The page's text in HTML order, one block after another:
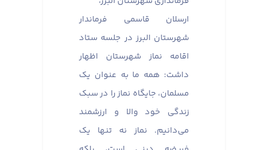
ارسلان قاسمی فرماندار
شهرستان البرز در جلسه ستاد
اقامه نماز شهرستان اظهار
داشت: همه ما به عنوان یک
مسلمان، جایگاه نماز را در سبک
زندگی خود والا و ارزشمند
می‌دانیم. نماز نه تنها یک